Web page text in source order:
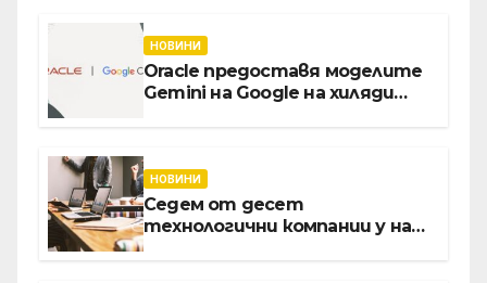
директор Асен Великов
НОВИНИ
Oracle предоставя моделите
Gemini на Google на хиляди
НОВИНИ
Седем от десет
технологични компании у нас